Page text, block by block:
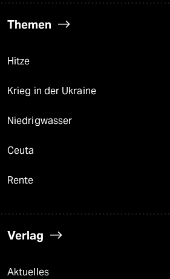
Themen
Hitze
Krieg in der Ukraine
Niedrigwasser
Ceuta
Rente
Verlag
Aktuelles